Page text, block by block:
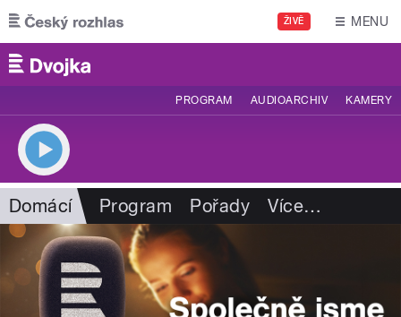
Přejít k hlavnímu obsahu
ŽIVĚ MENU
PROGRAM AUDIOARCHIV KAMERY
Domácí Program Pořady Více…